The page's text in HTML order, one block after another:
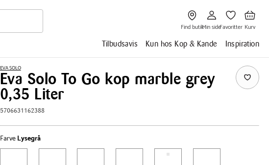
Gå
til
Find
butik
Find butik
til
Min
side
Min side
til
Favoritter
Favoritter
til
Kurv
Kurv
Tilbudsavis Kun hos Kop & Kande Inspiration
EVA SOLO
Eva Solo To Go kop marble grey
0,35 Liter
5706631162388
FarveLysegrå